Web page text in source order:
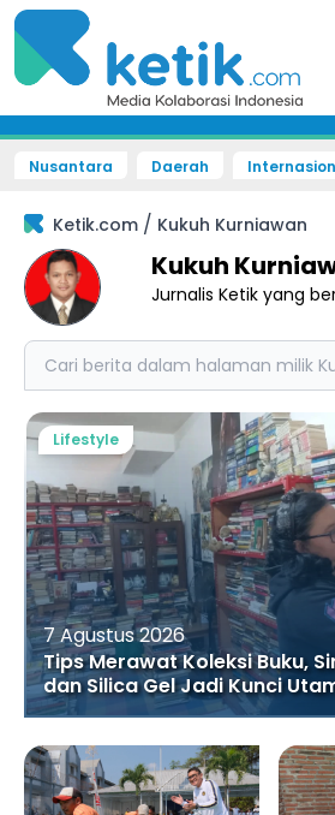
Nusantara Daerah
Ketik.com / Kukuh Kurniawan
Kukuh
Jurnalis Ketik yang
Search
7 Agustus 2026
Tips Merawat Koleksi Buku,
dan Silica Gel Jadi Kunci
Lifestyle